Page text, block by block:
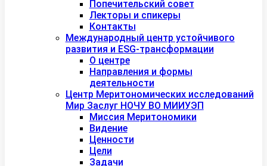
Попечительский совет
Лекторы и спикеры
Контакты
Международный центр устойчивого
развития и ESG-трансформации
О центре
Направления и формы
деятельности
Центр Меритономических исследований
Мир Заслуг НОЧУ ВО МИИУЭП
Миссия Меритономики
Видение
Ценности
Цели
Задачи